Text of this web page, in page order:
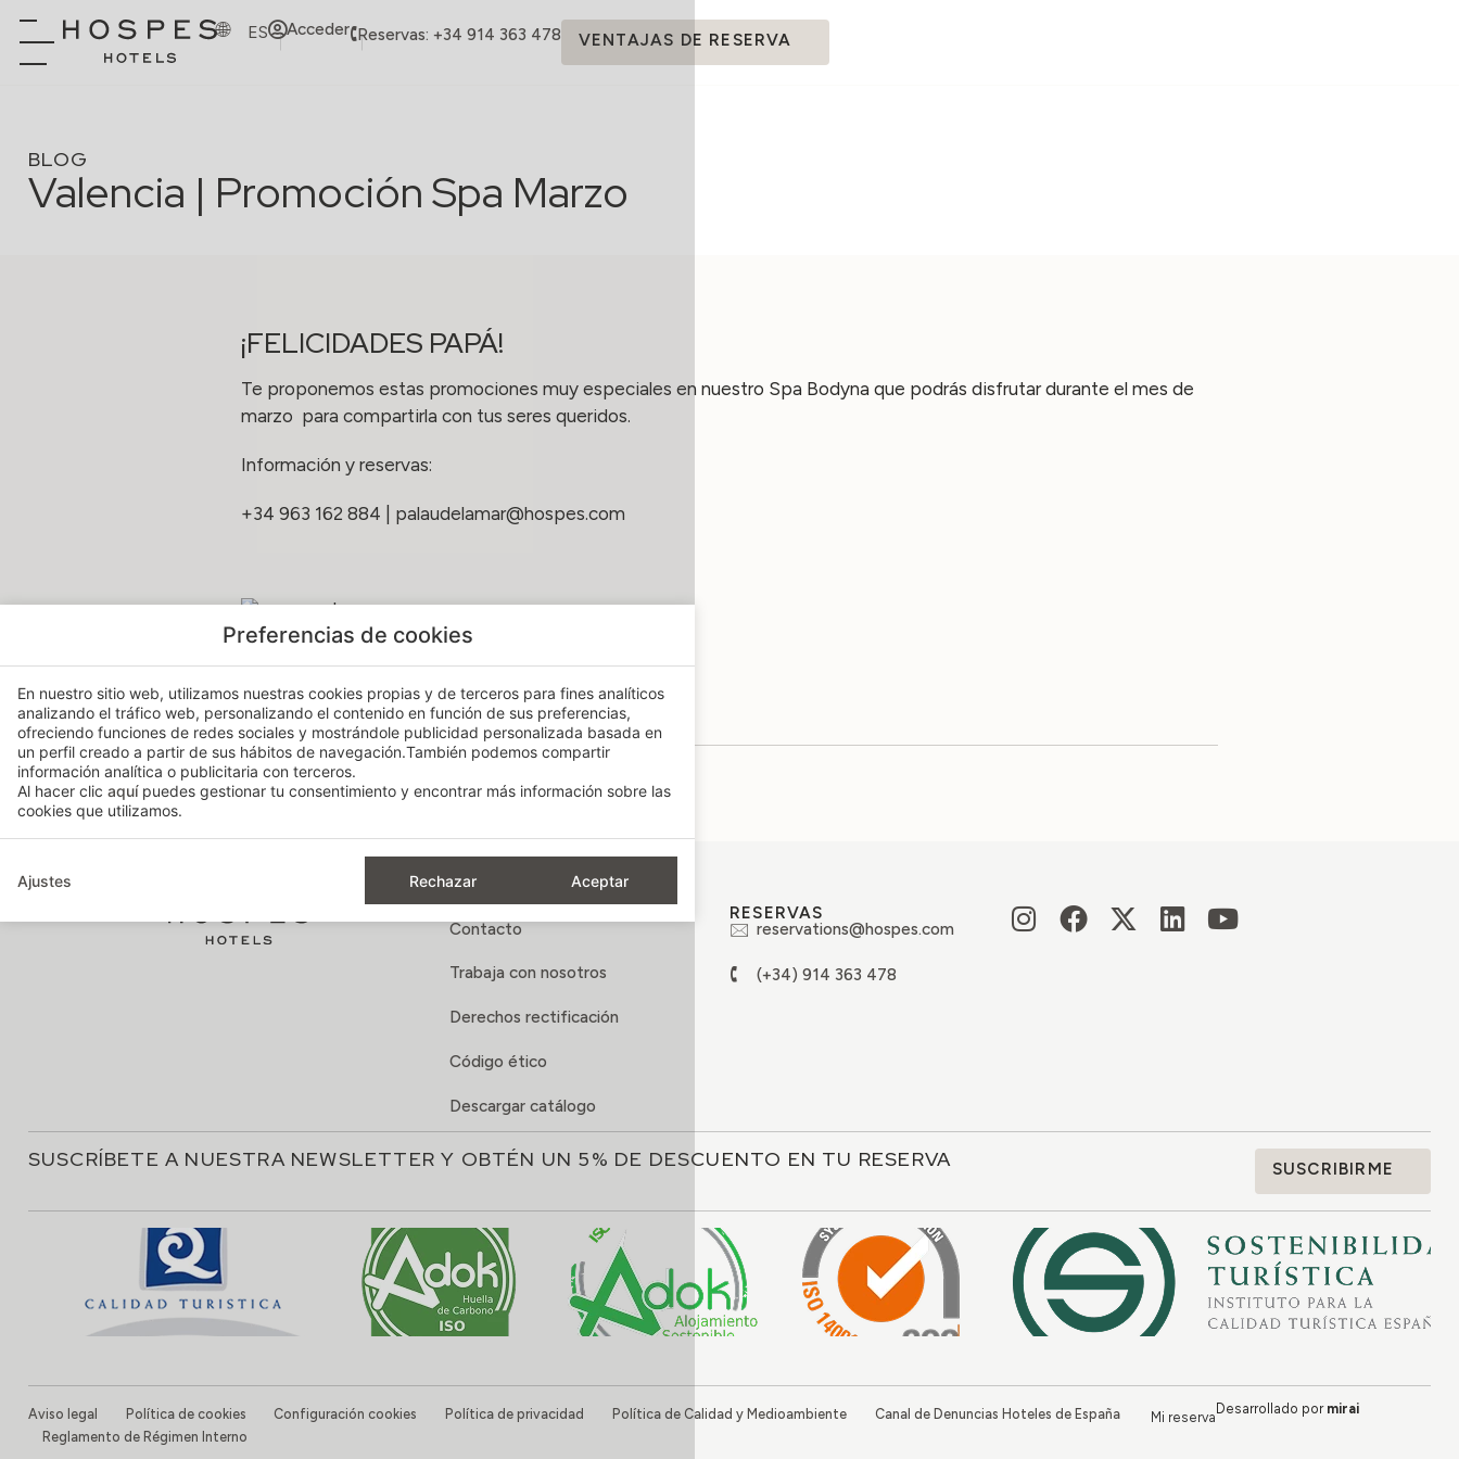
ES Acceder Reservas: +34 914 363 478 VENTAJAS DE RESERVA
BLOG
Valencia | Promoción Spa Marzo
¡FELICIDADES PAPÁ!
Te proponemos estas promociones muy especiales en nuestro Spa Bodyna que podrás disfrutar durante el mes de
marzo para compartirla con tus seres queridos.
Información y reservas:
+34 963 162 884 palaudelamar@hospes.com
MARCH 7, 2023
Contacto
Trabaja con nosotros
Derechos rectificación
Código ético
Descargar catálogo
RESERVAS
reservations@hospes.com
(+34) 914 363 478
SUSCRÍBETE A NUESTRA NEWSLETTER Y OBTÉN UN 5% DE DESCUENTO EN TU RESERVA SUSCRIBIRME
Aviso legal Política de cookies Configuración cookies Política de privacidad Política de Calidad y Medioambiente
Canal de Denuncias Hoteles de España
Reglamento de Régimen Interno
Mi reserva
Desarrollado por mirai
Preferencias de cookies
En nuestro sitio web, utilizamos nuestras cookies propias y de terceros para fines analíticos
analizando el tráfico web, personalizando el contenido en función de sus preferencias,
ofreciendo funciones de redes sociales y mostrándole publicidad personalizada basada en
un perfil creado a partir de sus hábitos de navegación.También podemos compartir
información analítica o publicitaria con terceros.
Al hacer clic aquípuedes gestionar tu consentimiento y encontrar más información sobre las
cookies que utilizamos.
Ajustes Rechazar Aceptar